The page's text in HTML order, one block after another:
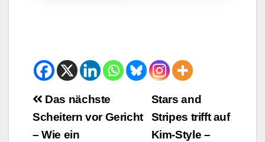
Beitrags-
Navigation
Stars and
Stripes trifft auf
Kim-Style –
Das nächste
Scheitern vor Gericht
– Wie ein